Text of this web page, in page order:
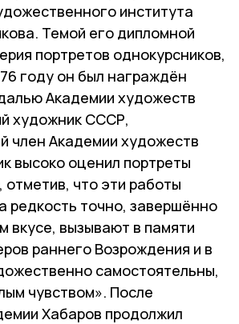
института
Темой его дипломной
портретов однокурсников,
году он был награждён
Академии художеств
художник СССР,
член Академии художеств
высоко оценил портреты
отметив, что эти работы
редкость точно, завершённо
вкусе, вызывают в памяти
раннего Возрождения и в
самостоятельны,
чувством». После
Хабаров продолжил